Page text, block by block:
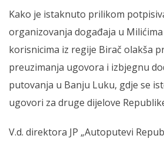
Kako je istaknuto prilikom
organizovanja događaja u Milićima
korisnicima iz regije Birač olakša
preuzimanja ugovora i izbjegnu
putovanja u Banju Luku, gdje se
ugovori za druge dijelove
V.d. direktora JP „Autoputevi